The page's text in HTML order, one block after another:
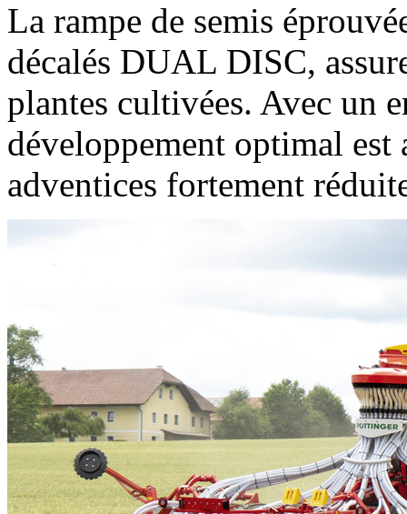
La rampe de semis
décalés DUAL DISC,
plantes cultivées. Avec un
développement optimal est
adventices fortement